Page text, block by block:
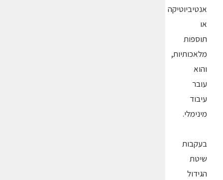
אנטיביוטיקה
או
תוספות
מלאכותיות,
והוא
עובר
עיבוד
מינימלי.
בעקבות
שיטת
הגידול